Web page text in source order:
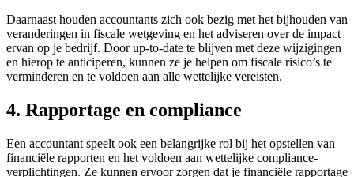
Daarnaast houden accountants zich ook bezig met het bijhouden van
veranderingen in fiscale wetgeving en het adviseren over de impact
ervan op je bedrijf. Door up-to-date te blijven met deze wijzigingen
en hierop te anticiperen, kunnen ze je helpen om fiscale risico’s te
verminderen en te voldoen aan alle wettelijke vereisten.
4. Rapportage en compliance
Een accountant speelt ook een belangrijke rol bij het opstellen van
financiële rapporten en het voldoen aan wettelijke compliance-
verplichtingen. Ze kunnen ervoor zorgen dat je financiële rapportage